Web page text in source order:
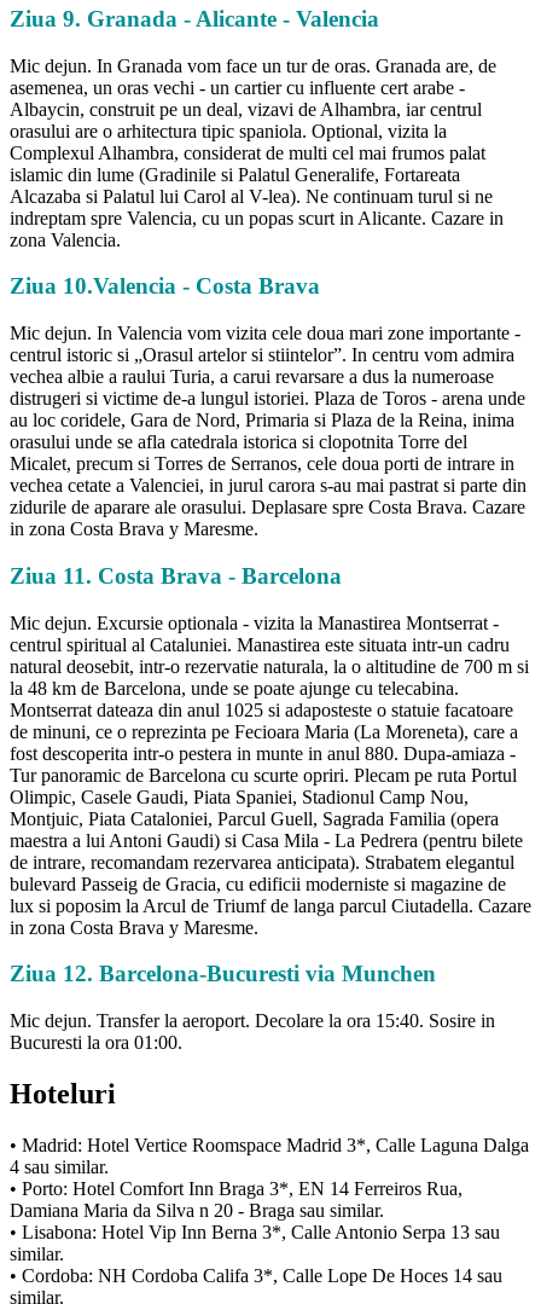
Ziua 9. Granada - Alicante - Valencia
Mic dejun. In Granada vom face un tur de oras. Granada are, de
asemenea, un oras vechi - un cartier cu influente cert arabe -
Albaycin, construit pe un deal, vizavi de Alhambra, iar centrul
orasului are o arhitectura tipic spaniola. Optional, vizita la
Complexul Alhambra, considerat de multi cel mai frumos palat
islamic din lume (Gradinile si Palatul Generalife, Fortareata
Alcazaba si Palatul lui Carol al V-lea). Ne continuam turul si ne
indreptam spre Valencia, cu un popas scurt in Alicante. Cazare in
zona Valencia.
Ziua 10.Valencia - Costa Brava
Mic dejun. In Valencia vom vizita cele doua mari zone importante -
centrul istoric si „Orasul artelor si stiintelor”. In centru vom admira
vechea albie a raului Turia, a carui revarsare a dus la numeroase
distrugeri si victime de-a lungul istoriei. Plaza de Toros - arena unde
au loc coridele, Gara de Nord, Primaria si Plaza de la Reina, inima
orasului unde se afla catedrala istorica si clopotnita Torre del
Micalet, precum si Torres de Serranos, cele doua porti de intrare in
vechea cetate a Valenciei, in jurul carora s-au mai pastrat si parte din
zidurile de aparare ale orasului. Deplasare spre Costa Brava. Cazare
in zona Costa Brava y Maresme.
Ziua 11. Costa Brava - Barcelona
Mic dejun. Excursie optionala - vizita la Manastirea Montserrat -
centrul spiritual al Cataluniei. Manastirea este situata intr-un cadru
natural deosebit, intr-o rezervatie naturala, la o altitudine de 700 m si
la 48 km de Barcelona, unde se poate ajunge cu telecabina.
Montserrat dateaza din anul 1025 si adaposteste o statuie facatoare
de minuni, ce o reprezinta pe Fecioara Maria (La Moreneta), care a
fost descoperita intr-o pestera in munte in anul 880. Dupa-amiaza -
Tur panoramic de Barcelona cu scurte opriri. Plecam pe ruta Portul
Olimpic, Casele Gaudi, Piata Spaniei, Stadionul Camp Nou,
Montjuic, Piata Cataloniei, Parcul Guell, Sagrada Familia (opera
maestra a lui Antoni Gaudi) si Casa Mila - La Pedrera (pentru bilete
de intrare, recomandam rezervarea anticipata). Strabatem elegantul
bulevard Passeig de Gracia, cu edificii moderniste si magazine de
lux si poposim la Arcul de Triumf de langa parcul Ciutadella. Cazare
in zona Costa Brava y Maresme.
Ziua 12. Barcelona-Bucuresti via Munchen
Mic dejun. Transfer la aeroport. Decolare la ora 15:40. Sosire in
Bucuresti la ora 01:00.
Hoteluri
• Madrid: Hotel Vertice Roomspace Madrid 3*, Calle Laguna Dalga
4 sau similar.
• Porto: Hotel Comfort Inn Braga 3*, EN 14 Ferreiros Rua,
Damiana Maria da Silva n 20 - Braga sau similar.
• Lisabona: Hotel Vip Inn Berna 3*, Calle Antonio Serpa 13 sau
similar.
• Cordoba: NH Cordoba Califa 3*, Calle Lope De Hoces 14 sau
similar.